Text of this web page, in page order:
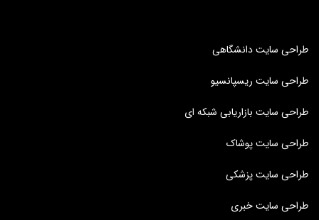
طراحی سایت دانشگاهی
طراحی سایت ریسپانسیو
طراحی سایت بازاریابی شبکه ای
طراحی سایت پوشاک
طراحی سایت پزشکی
طراحی سایت خبری